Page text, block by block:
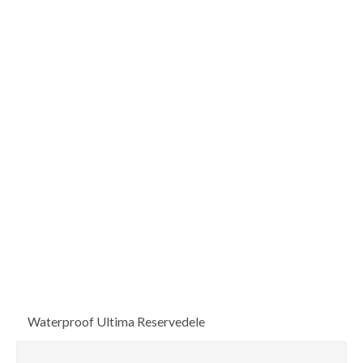
Waterproof Ultima Reservedele